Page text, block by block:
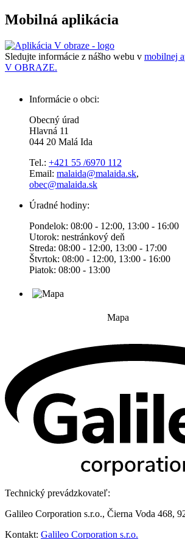
Mobilná aplikácia
Sledujte informácie z nášho webu v mobilnej
V OBRAZE.
Informácie o obci:
Obecný úrad
Hlavná 11
044 20 Malá Ida
Tel.: +421 55 /6970 112
Email: malaida@malaida.sk,
obec@malaida.sk
Úradné hodiny:
Pondelok: 08:00 - 12:00, 13:00 - 16:00
Utorok: nestránkový deň
Streda: 08:00 - 12:00, 13:00 - 17:00
Štvrtok: 08:00 - 12:00, 13:00 - 16:00
Piatok: 08:00 - 13:00
Mapa
Technický prevádzkovateľ:
Galileo Corporation s.r.o., Čierna Voda 468,
Kontakt: Galileo Corporation s.r.o.